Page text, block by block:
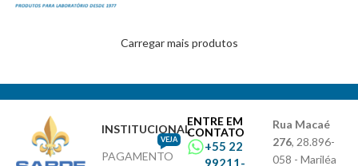
Carregar mais produtos
INSTITUCIONAL
PAGAMENTO
VEJA
ENTRE EM
CONTATO
+55 22
99211-
Rua Macaé
276, 28.896-
058 - Mariléa